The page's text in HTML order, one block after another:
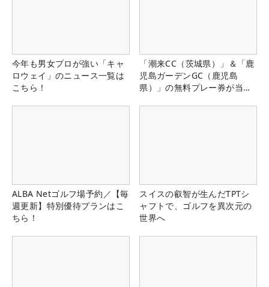
今年も男女プロが強い「キャ
ロウェイ」のニュース一覧は
こちら！
「潮来CC（茨城県）」＆「鹿
児島ガーデンGC（鹿児島
県）」の無料プレー券が当た
ALBA Netゴルフ場予約／【毎
週更新】特別優待プランはこ
ちら！
スイスの叡智が生んだTPTシ
ャフトで、ゴルフを異次元の
世界へ